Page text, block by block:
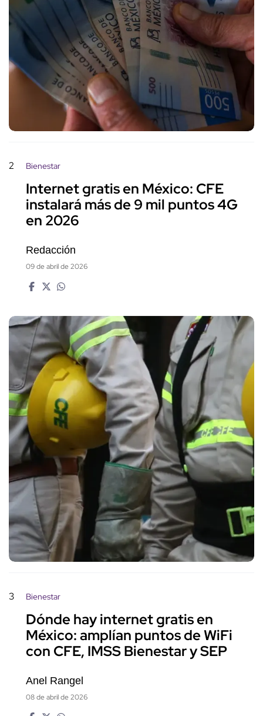
2 Bienestar
Internet gratis en México: CFE
instalará más de 9 mil puntos 4G
en 2026
Redacción
09 de abril de 2026
3 Bienestar
Dónde hay internet gratis en
México: amplían puntos de WiFi
con CFE, IMSS Bienestar y SEP
Anel Rangel
08 de abril de 2026